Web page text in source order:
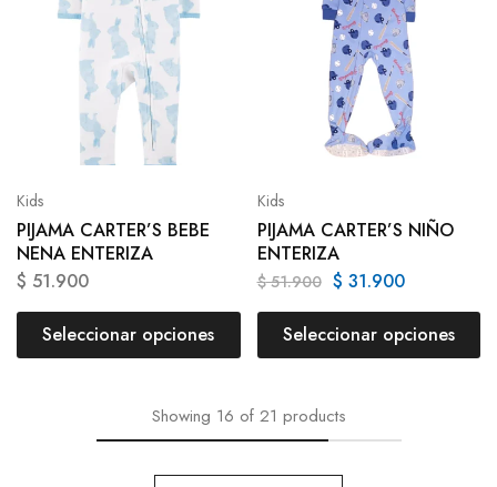
Kids
PIJAMA CARTER’S BEBE
NENA ENTERIZA
$ 51.900
Seleccionar opciones
Kids
PIJAMA CARTER’S NIÑO
ENTERIZA
$51.900 $ 31.900
Seleccionar opciones
Showing 16 of 21 products